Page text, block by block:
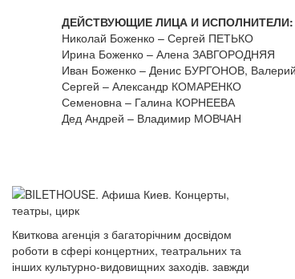
ДЕЙСТВУЮЩИЕ ЛИЦА И ИСПОЛНИТЕЛИ:
Николай Боженко – Сергей ПЕТЬКО
Ирина Боженко – Алена ЗАВГОРОДНЯЯ
Иван Боженко – Денис БУРГОНОВ,
Сергей – Александр КОМАРЕНКО
Семеновна – Галина КОРНЕЕВА
Дед Андрей – Владимир МОВЧАН
Квиткова агенція з багаторічним досвідом
роботи в сфері концертних, театральних та
інших культурно-видовищних заходів. завжди